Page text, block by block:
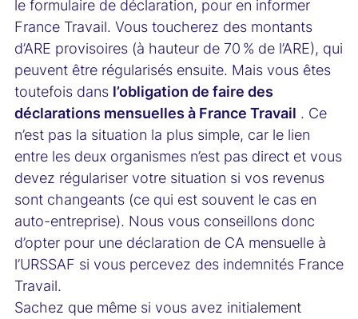
le formulaire de déclaration, pour en informer
France Travail. Vous toucherez des montants
d’ARE provisoires (à hauteur de 70 % de l’ARE), qui
peuvent être régularisés ensuite. Mais vous êtes
toutefois dans l’obligation de faire des
déclarations mensuelles à France Travail . Ce
n’est pas la situation la plus simple, car le lien
entre les deux organismes n’est pas direct et vous
devez régulariser votre situation si vos revenus
sont changeants (ce qui est souvent le cas en
auto-entreprise). Nous vous conseillons donc
d’opter pour une déclaration de CA mensuelle à
l’URSSAF si vous percevez des indemnités France
Travail.
Sachez que même si vous avez initialement